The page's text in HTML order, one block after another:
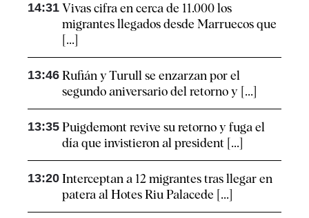
14:31 Vivas cifra en cerca de 11.000 los
migrantes llegados desde Marruecos que
[...]
13:46 Rufián y Turull se enzarzan por el
segundo aniversario del retorno y [...]
13:35 Puigdemont revive su retorno y fuga el
día que invistieron al president [...]
13:20 Interceptan a 12 migrantes tras llegar en
patera al Hotes Riu Palacede [...]